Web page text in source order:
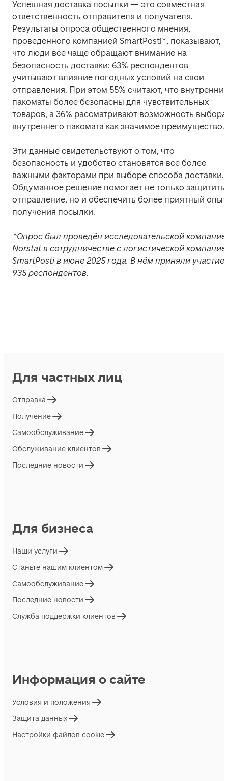
Успешная доставка посылки — это совместная
ответственность отправителя и получателя.
Результаты опроса общественного мнения,
проведённого компанией SmartPosti*, показывают,
что люди всё чаще обращают внимание на
безопасность доставки: 63% респондентов
учитывают влияние погодных условий на свои
отправления. При этом 55% считают, что внутренние
пакоматы более безопасны для чувствительных
товаров, а 36% рассматривают возможность выбора
внутреннего пакомата как значимое преимущество.
Эти данные свидетельствуют о том, что
безопасность и удобство становятся всё более
важными факторами при выборе способа доставки.
Обдуманное решение помогает не только защитить
отправление, но и обеспечить более приятный опыт
получения посылки.
*Опрос был проведён исследовательской
Norstat в сотрудничестве с логистической
SmartPosti в июне 2025 года. В нём приняли участие
935 респондентов.
Для частных лиц
Отправка
Получение
Самообслуживание
Обслуживание клиентов
Последние новости
Для бизнеса
Наши услуги
Станьте нашим клиентом
Самообслуживание
Последние новости
Служба поддержки клиентов
Информация о сайте
Условия и положения
Защита данных
Настройки файлов cookie